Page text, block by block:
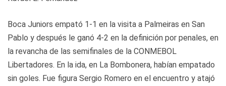
Boca Juniors empató 1-1 en la visita a Palmeiras en San
Pablo y después le ganó 4-2 en la definición por penales, en
la revancha de las semifinales de la CONMEBOL
Libertadores. En la ida, en La Bombonera, habían empatado
sin goles. Fue figura Sergio Romero en el encuentro y atajó